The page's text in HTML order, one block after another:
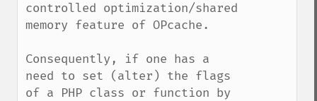
controlled optimization/shared
memory feature of OPcache.
Consequently, if one has a
need to set (alter) the flags
of a PHP class or function by